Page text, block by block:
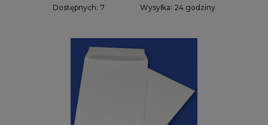
Dostępnych: 7 Wysyłka: 24 godziny